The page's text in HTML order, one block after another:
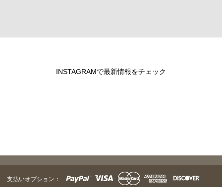
INSTAGRAMで最新情報をチェック
支払いオプション：